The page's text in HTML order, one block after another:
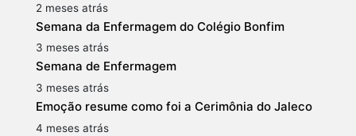
2 meses atrás
Semana da Enfermagem do Colégio Bonfim
3 meses atrás
Semana de Enfermagem
3 meses atrás
Emoção resume como foi a Cerimônia do Jaleco
4 meses atrás